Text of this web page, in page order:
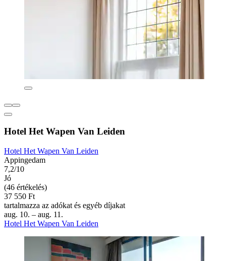
Hotel Het Wapen Van Leiden
Hotel Het Wapen Van Leiden
Appingedam
7,2/10
Jó
(46 értékelés)
37 550 Ft
tartalmazza az adókat és egyéb díjakat
aug. 10. – aug. 11.
Hotel Het Wapen Van Leiden